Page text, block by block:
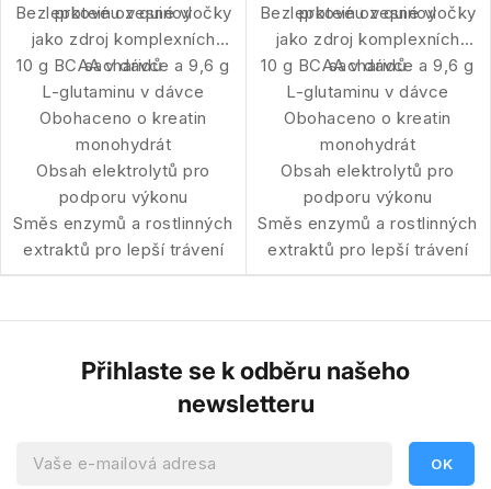
proteinu z quinoy
Bezlepkové ovesné vločky
jako zdroj komplexních
sacharidů
10 g BCAA v dávce a 9,6 g
L-glutaminu v dávce
Obohaceno o kreatin
monohydrát
Obsah elektrolytů pro
podporu výkonu
Směs enzymů a rostlinných
extraktů pro lepší trávení
proteinu z quinoy
Bezlepkové ovesné vločky
jako zdroj komplexních
sacharidů
10 g BCAA v dávce a 9,6 g
L-glutaminu v dávce
Obohaceno o kreatin
monohydrát
Obsah elektrolytů pro
podporu výkonu
Směs enzymů a rostlinných
extraktů pro lepší trávení
Přihlaste se k odběru našeho
newsletteru